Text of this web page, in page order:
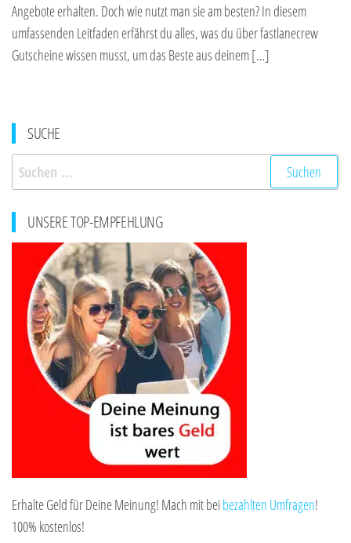
Angebote erhalten. Doch wie nutzt man sie am besten? In diesem
umfassenden Leitfaden erfährst du alles, was du über fastlanecrew
Gutscheine wissen musst, um das Beste aus deinem […]
SUCHE
Suchen
nach:
UNSERE TOP-EMPFEHLUNG
Erhalte Geld für Deine Meinung! Mach mit beibezahlten Umfragen!
100% kostenlos!